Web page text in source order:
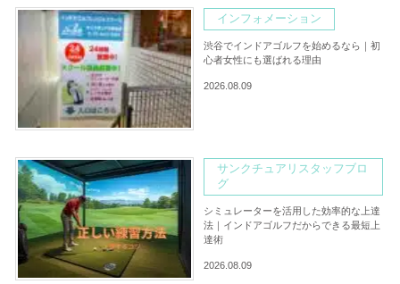
インフォメーション
渋谷でインドアゴルフを始めるなら｜初
心者女性にも選ばれる理由
2026.08.09
サンクチュアリスタッフブロ
グ
シミュレーターを活用した効率的な上達
法｜インドアゴルフだからできる最短上
達術
2026.08.09